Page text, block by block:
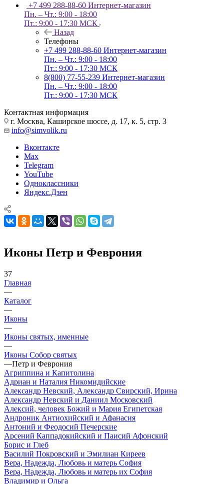
+7 499 288-88-60 Интернет-магазин
Пн. – Чт.: 9:00 - 18:00
Пт.: 9:00 - 17:30 МСК
Назад
Телефоны
+7 499 288-88-60 Интернет-магазин
Пн. – Чт.: 9:00 - 18:00
Пт.: 9:00 - 17:30 МСК
8(800) 77-55-239 Интернет-магазин
Пн. – Чт.: 9:00 - 18:00
Пт.: 9:00 - 17:30 МСК
Контактная информация
г. Москва, Каширское шоссе, д. 17, к. 5, стр. 3
info@simvolik.ru
Вконтакте
Max
Telegram
YouTube
Одноклассники
Яндекс.Дзен
Иконы Петр и Феврония
37
Главная
—
Каталог
—
Иконы
—
Иконы святых, именные
—
Иконы Собор святых
—Петр и Феврония
Агриппина и Капитолина
Адриан и Наталия Никомидийские
Александр Невский, Александр Свирский, Ирина
Александр Невский и Даниил Московский
Алексий, человек Божий и Мария Египетская
Андроник Антиохийский и Афанасия
Антоний и Феодосий Печерские
Арсений Каппадокийский и Паисий Афонский
Борис и Глеб
Василий Покровский и Эмилиан Киреев
Вера, Надежда, Любовь и матерь София
Вера, Надежда, Любовь и матерь их София
Владимир и Ольга